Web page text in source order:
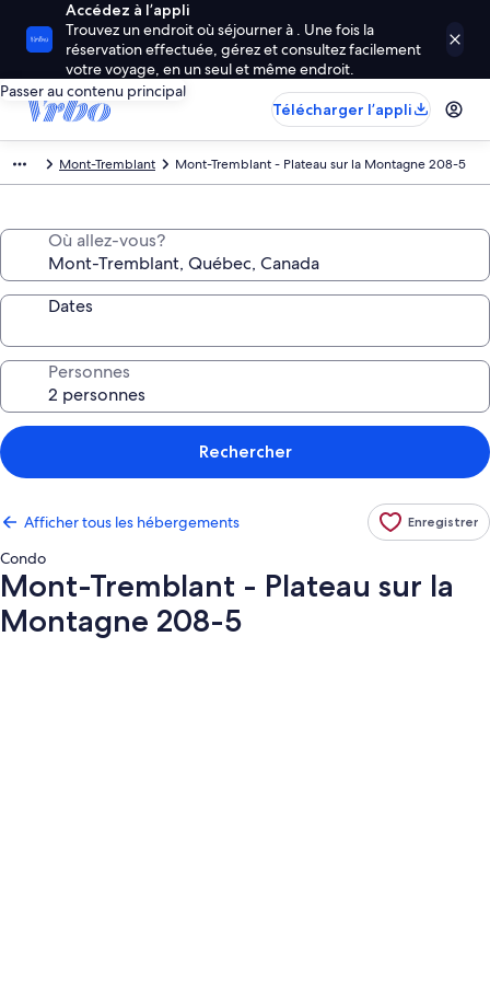
Accédez à l’appli
Trouvez un endroit où séjourner à . Une fois la
réservation effectuée, gérez et consultez facilement
votre voyage, en un seul et même endroit.
Passer au contenu principal
Télécharger l’appli
Mont-Tremblant Mont-Tremblant - Plateau sur la Montagne 208-5
Où allez-vous?
Dates
Personnes
Rechercher
Afficher tous les hébergements Enregistrer
Condo
Mont-Tremblant - Plateau sur la
Montagne 208-5